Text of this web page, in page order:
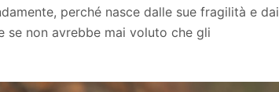
perché nasce dalle sue fragilità e dai
se non avrebbe mai voluto che gli